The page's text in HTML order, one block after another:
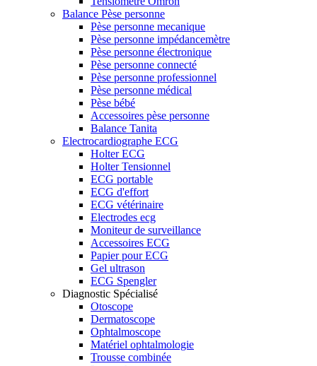
Balance Pèse personne
Pèse personne mecanique
Pèse personne impédancemètre
Pèse personne électronique
Pèse personne connecté
Pèse personne professionnel
Pèse personne médical
Pèse bébé
Accessoires pèse personne
Balance Tanita
Electrocardiographe ECG
Holter ECG
Holter Tensionnel
ECG portable
ECG d'effort
ECG vétérinaire
Electrodes ecg
Moniteur de surveillance
Accessoires ECG
Papier pour ECG
Gel ultrason
ECG Spengler
Diagnostic Spécialisé
Otoscope
Dermatoscope
Ophtalmoscope
Matériel ophtalmologie
Trousse combinée